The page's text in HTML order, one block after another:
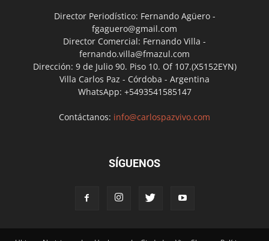
Director Periodístico: Fernando Agüero -
fgaguero@gmail.com
Director Comercial: Fernando Villa -
fernando.villa@fmazul.com
Dirección: 9 de Julio 90. Piso 10. Of 107.(X5152EYN)
Villa Carlos Paz - Córdoba - Argentina
WhatsApp: +5493541585147
Contáctanos: info@carlospazvivo.com
SÍGUENOS